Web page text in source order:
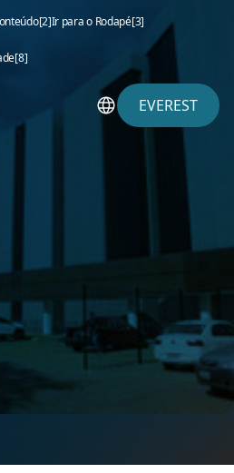
[2]Ir para o Rodapé[3]
[8]
EVEREST